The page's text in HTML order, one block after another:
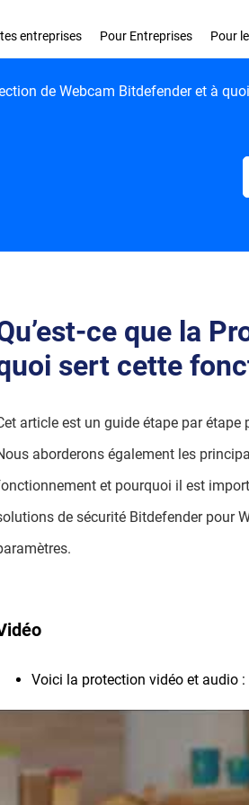
entreprises Pour Entreprises Pour
de Webcam Bitdefender et à
ce que la
sert cette
article est un guide étape par
aborderons également les
et pourquoi il est
de sécurité Bitdefender pour
Voici la protection vidéo et audio